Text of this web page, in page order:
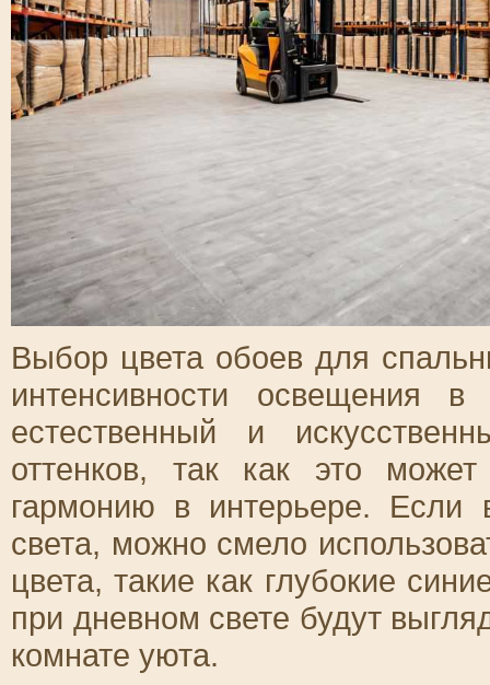
Выбор цвета обоев для
интенсивности освещения
естественный и
оттенков, так как это
гармонию в интерьере. Если
света, можно смело
цвета, такие как глубокие
при дневном свете будут
комнате уюта.